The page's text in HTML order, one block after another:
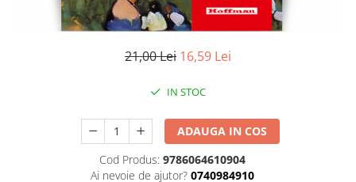
Non-fictiune
Sociologie si filozofie
21,00 Lei 16,59 Lei
IN STOC
ADAUGA IN COS
Cod Produs: 9786064610904
Ai nevoie de ajutor? 0740984910